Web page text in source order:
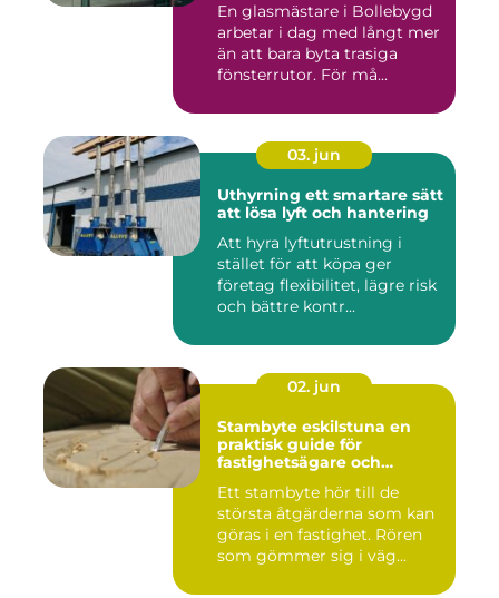
En glasmästare i Bollebygd
arbetar i dag med långt mer
än att bara byta trasiga
fönsterrutor. För må...
03. jun
Uthyrning ett smartare sätt
att lösa lyft och hantering
Att hyra lyftutrustning i
stället för att köpa ger
företag flexibilitet, lägre risk
och bättre kontr...
02. jun
Stambyte eskilstuna en
praktisk guide för
fastighetsägare och
Ett stambyte hör till de
största åtgärderna som kan
göras i en fastighet. Rören
som gömmer sig i väg...